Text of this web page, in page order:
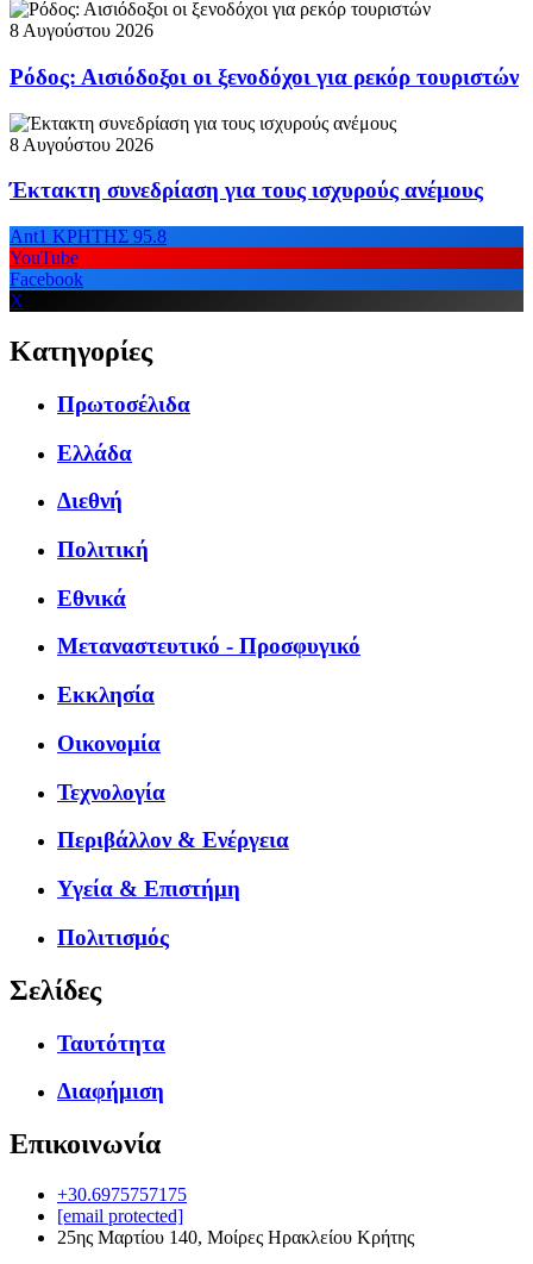
8 Αυγούστου 2026
Ρόδος: Αισιόδοξοι οι ξενοδόχοι για ρεκόρ τουριστών
8 Αυγούστου 2026
Έκτακτη συνεδρίαση για τους ισχυρούς ανέμους
Ant1 ΚΡΗΤΗΣ 95.8
YouTube
Facebook
X
Κατηγορίες
Πρωτοσέλιδα
Ελλάδα
Διεθνή
Πολιτική
Εθνικά
Μεταναστευτικό - Προσφυγικό
Εκκλησία
Οικονομία
Τεχνολογία
Περιβάλλον & Ενέργεια
Υγεία & Επιστήμη
Πολιτισμός
Σελίδες
Ταυτότητα
Διαφήμιση
Επικοινωνία
+30.6975757175
[email protected]
25ης Μαρτίου 140, Μοίρες Ηρακλείου Κρήτης